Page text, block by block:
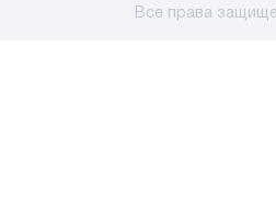
Все права